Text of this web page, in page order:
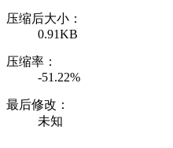
压缩后大小：
0.91KB
压缩率：
-51.22%
最后修改：
未知